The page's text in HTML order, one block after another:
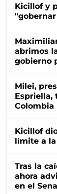
Kicillof y
abrimos
gobierno
Milei,
Espriella,
Colombia
Kicillof
límite a
Tras la
ahora
en el